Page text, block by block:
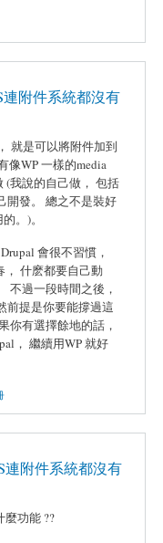
附件系統都沒有
就是可以將附件加到
像WP 一樣的media
(我說的自己做， 包括
開發。 總之不是裝好
。)。
會很不習慣，
， 什麽都要自己動
不過一段時間之後，
前提是你要能撐過這
你有選擇餘地的話，
， 繼續用WP 就好
連附件系統都沒有
麼功能 ??